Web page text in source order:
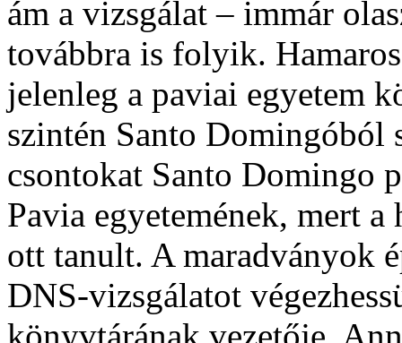
ám a vizsgálat – immár
továbbra is folyik.
jelenleg a paviai egyetem
szintén Santo Domingóból
csontokat Santo Domingo
Pavia egyetemének, mert
ott tanult. A maradványok
DNS-vizsgálatot
könyvtárának vezetője,